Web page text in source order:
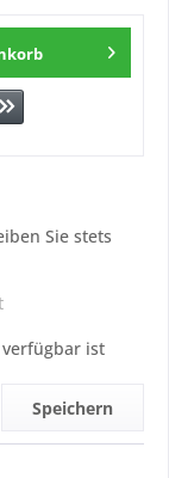
Sie stets
verfügbar ist
Speichern